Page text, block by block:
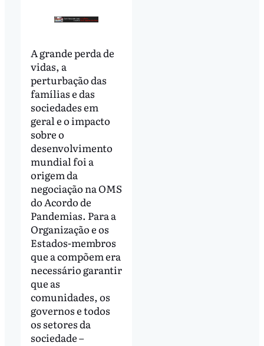
A grande perda de
vidas, a
perturbação das
famílias e das
sociedades em
geral e o impacto
sobre o
desenvolvimento
mundial foi a
origem da
negociação na OMS
do Acordo de
Pandemias. Para a
Organização e os
Estados-membros
que a compõem era
necessário garantir
que as
comunidades, os
governos e todos
os setores da
sociedade –